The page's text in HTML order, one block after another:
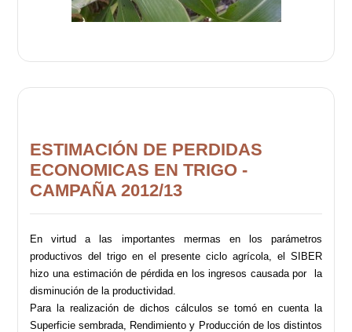
ESTIMACIÓN DE PERDIDAS
ECONOMICAS EN TRIGO -
CAMPAÑA 2012/13
En virtud a las importantes mermas en los parámetros
productivos del trigo en el presente ciclo agrícola, el SIBER
hizo una estimación de pérdida en los ingresos causada por la
disminución de la productividad.
Para la realización de dichos cálculos se tomó en cuenta la
Superficie sembrada, Rendimiento y Producción de los distintos